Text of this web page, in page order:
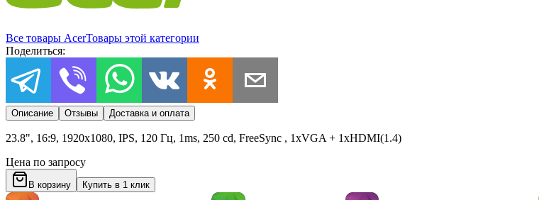
Все товары AcerТовары этой категории
Поделиться:
Описание Отзывы Доставка и оплата
23.8", 16:9, 1920x1080, IPS, 120 Гц, 1ms, 250 cd, FreeSync , 1xVGA + 1xHDMI(1.4)
Цена по запросу
В корзину Купить в 1 клик